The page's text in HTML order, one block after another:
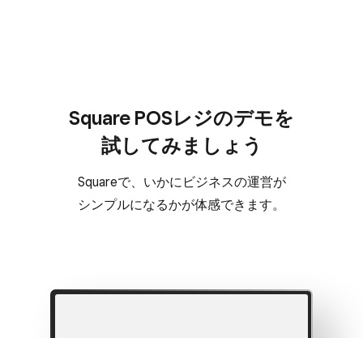
Square POSレジの​デモを​
試してみましょう
Squareで、​いかに​ビジネスの​運営が
シンプルに​なるかが​体感できます。